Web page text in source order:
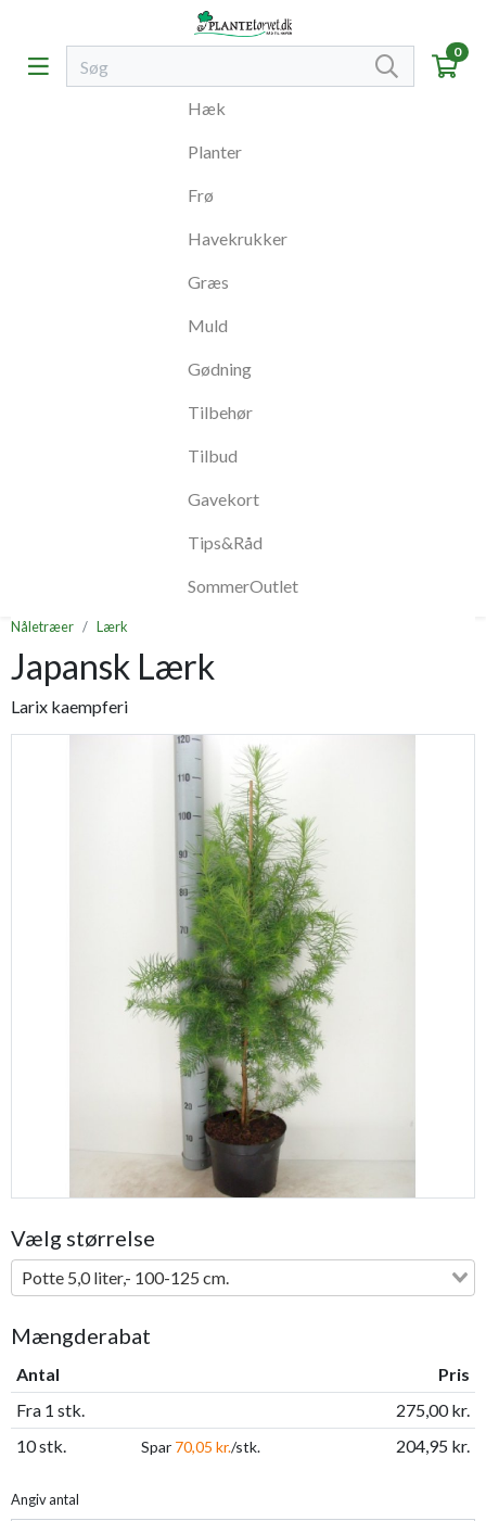
0
Hæk
Planter
Frø
Havekrukker
Græs
Muld
Gødning
Tilbehør
Tilbud
Gavekort
Tips&Råd
SommerOutlet
Nåletræer Lærk
Japansk Lærk
Larix kaempferi
Vælg størrelse
Potte 5,0 liter,- 100-125 cm.
Mængderabat
Antal
Pris
Fra 1 stk.
275,00 kr.
10 stk.
Spar 70,05 kr./stk. 204,95 kr.
Angiv antal